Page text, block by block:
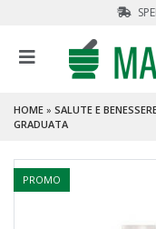
HOME » SALUTE E
GRADUATA
PROMO